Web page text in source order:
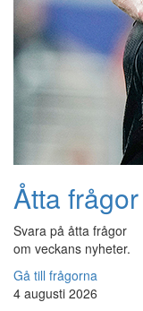
Åtta frågor
Svara på åtta frågor
om veckans nyheter.
Gå till frågorna
4 augusti 2026